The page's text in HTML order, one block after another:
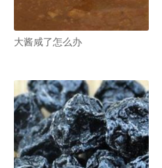
大酱咸了怎么办